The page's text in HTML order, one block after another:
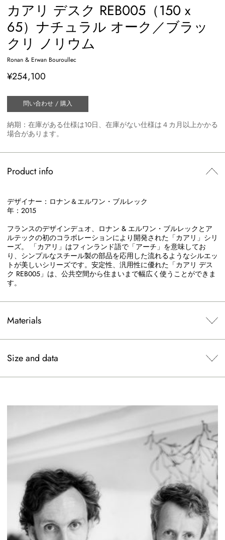
カアリ デスク REB005（150 x
65）ナチュラル オーク／ブラッ
クリ ノリウム
Ronan & Erwan Bouroullec
¥254,100
問い合わせ / 購入
納期：在庫がある仕様は10日、在庫がない仕様は４カ月以上かかる
場合があります。
Product info
デザイナー：ロナン＆エルワン・ブルレック
年：2015
フランスのデザインデュオ、ロナン & エルワン・ブルレックとア
ルテックの初のコラボレーションにより開発された「カアリ」シリ
ーズ。 「カアリ」はフィンランド語で「アーチ」を意味してお
り、シンプルなスチール製の部品を応用した流れるようなシルエッ
トが美しいシリーズです。安定性、汎用性に優れた「カアリ デス
ク REB005」は、公共空間から住まいまで幅広く使うことができま
す。
Materials
Size and data